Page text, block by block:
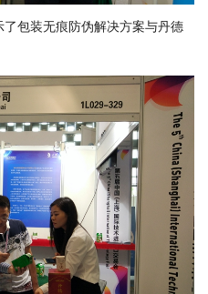
包装无痕防伪解决方案与丹德